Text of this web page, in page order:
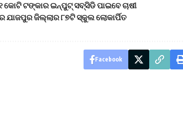
କୋଟି ଟଙ୍କାର ଇନ୍‌ପୁଟ୍ ସବ୍‌ସିଡି ପାଇବେ ଚାଷୀ
ଯାଜପୁର ଜିଲ୍ଲାର ୮୭ଟି ସ୍କୁଲ ଲୋକାର୍ପିତ
Facebook